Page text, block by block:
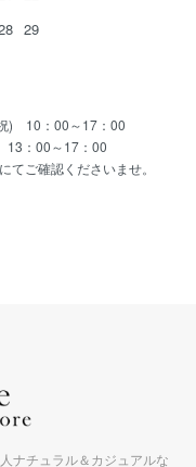
29
) 10：00～17：00
13：00～17：00
ご確認くださいませ。
ナチュラル＆カジュアルな